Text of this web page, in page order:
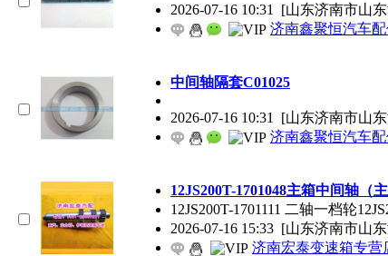
2026-07-16 10:31 [山东济南市山
济南鑫聚恒汽车配
中间轴隔套C01025
2026-07-16 10:31 [山东济南市山
济南鑫聚恒汽车配
12JS200T-1701048主箱中间轴（主
12JS200T-1701111 二轴一档轮
2026-07-16 15:33 [山东济南市山
济南宏泰变速箱专营